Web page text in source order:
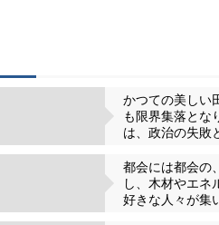
かつての美しい
も限界集落とな
は、政治の失敗
都会には都会の
し、木材やエネ
好きな人々が集